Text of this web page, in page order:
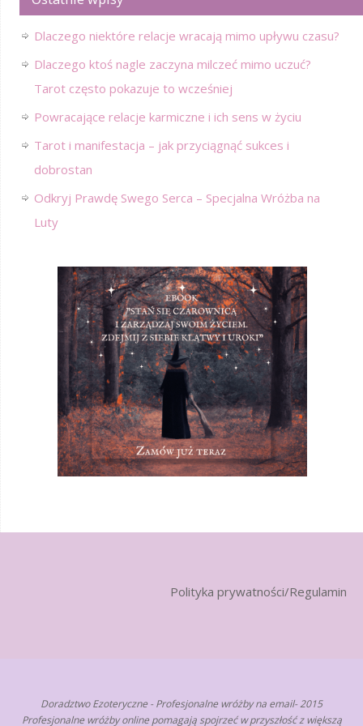
Dlaczego niektóre relacje wracają mimo upływu czasu?
Dlaczego ktoś nagle zaczyna milczeć mimo uczuć?
Tarot często pokazuje to wcześniej
Powracające relacje karmiczne i ich sens w życiu
Tarot i manifestacja – jak przyciągnąć sukces i
dobrostan
Odkryj Prawdę Swego Serca – Specjalna Wróżba na
Luty
Polityka prywatności/Regulamin
Doradztwo Ezoteryczne - Profesjonalne wróżby na email- 2015
Profesjonalne wróżby online pomagają spojrzeć w przyszłość z większą